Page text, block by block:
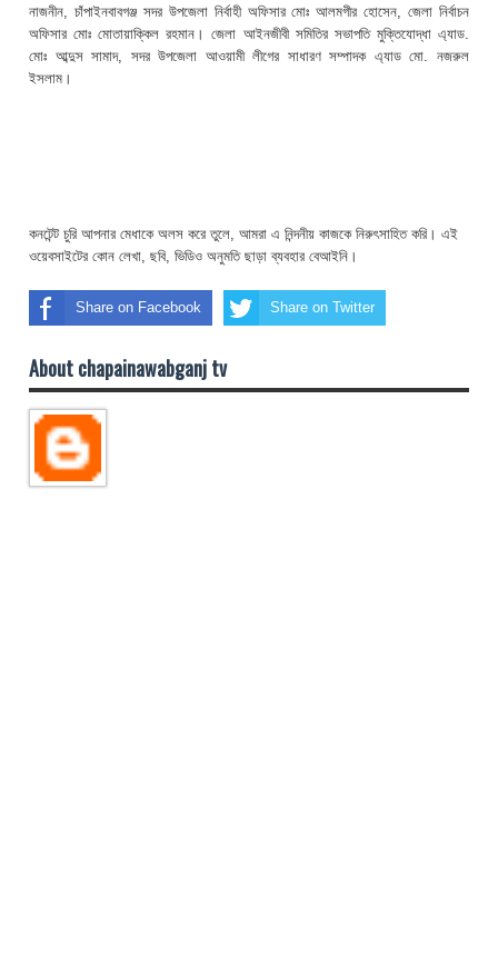
নাজনীন, চাঁপাইনবাবগঞ্জ সদর উপজেলা নির্বাহী অফিসার মোঃ আলমগীর হোসেন, জেলা নির্বাচন
অফিসার মোঃ মোতায়াক্কিল রহমান। জেলা আইনজীবী সমিতির সভাপতি মুক্তিযোদ্ধা এ্যাড.
মোঃ আব্দুস সামাদ, সদর উপজেলা আওয়ামী লীগের সাধারণ সম্পাদক এ্যাড মো. নজরুল
ইসলাম।
কনটেন্ট চুরি আপনার মেধাকে অলস করে তুলে, আমরা এ নিন্দনীয় কাজকে নিরুৎসাহিত করি। এই
ওয়েবসাইটের কোন লেখা, ছবি, ভিডিও অনুমতি ছাড়া ব্যবহার বেআইনি।
Share on Facebook Share on Twitter
About chapainawabganj tv